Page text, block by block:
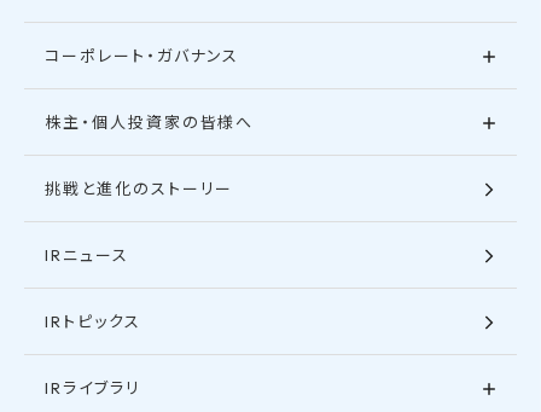
コーポレート・ガバナンス
株主・個人投資家の皆様へ
挑戦と進化のストーリー
IRニュース
IRトピックス
IRライブラリ